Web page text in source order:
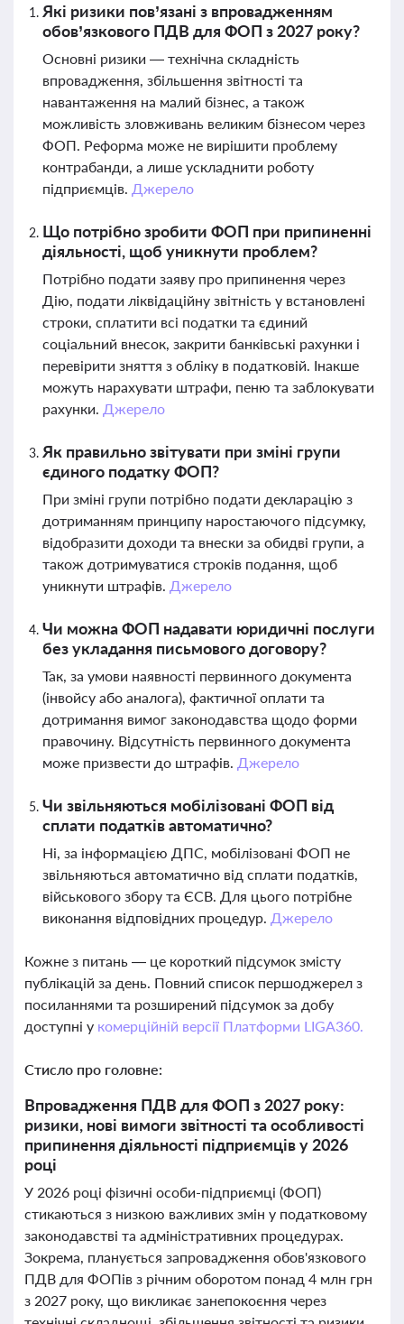
Які ризики пов’язані з впровадженням
обов’язкового ПДВ для ФОП з 2027 року?
Основні ризики — технічна складність
впровадження, збільшення звітності та
навантаження на малий бізнес, а також
можливість зловживань великим бізнесом через
ФОП. Реформа може не вирішити проблему
контрабанди, а лише ускладнити роботу
підприємців. Джерело
Що потрібно зробити ФОП при припиненні
діяльності, щоб уникнути проблем?
Потрібно подати заяву про припинення через
Дію, подати ліквідаційну звітність у встановлені
строки, сплатити всі податки та єдиний
соціальний внесок, закрити банківські рахунки і
перевірити зняття з обліку в податковій. Інакше
можуть нарахувати штрафи, пеню та заблокувати
рахунки. Джерело
Як правильно звітувати при зміні групи
єдиного податку ФОП?
При зміні групи потрібно подати декларацію з
дотриманням принципу наростаючого підсумку,
відобразити доходи та внески за обидві групи, а
також дотримуватися строків подання, щоб
уникнути штрафів. Джерело
Чи можна ФОП надавати юридичні послуги
без укладання письмового договору?
Так, за умови наявності первинного документа
(інвойсу або аналога), фактичної оплати та
дотримання вимог законодавства щодо форми
правочину. Відсутність первинного документа
може призвести до штрафів. Джерело
Чи звільняються мобілізовані ФОП від
сплати податків автоматично?
Ні, за інформацією ДПС, мобілізовані ФОП не
звільняються автоматично від сплати податків,
військового збору та ЄСВ. Для цього потрібне
виконання відповідних процедур. Джерело
Кожне з питань — це короткий підсумок змісту
публікацій за день. Повний список першоджерел з
посиланнями та розширений підсумок за добу
доступні у комерційній версії Платформи LIGA360.
Стисло про головне:
Впровадження ПДВ для ФОП з 2027 року:
ризики, нові вимоги звітності та особливості
припинення діяльності підприємців у 2026
році
У 2026 році фізичні особи-підприємці (ФОП)
стикаються з низкою важливих змін у податковому
законодавстві та адміністративних процедурах.
Зокрема, планується запровадження обов'язкового
ПДВ для ФОПів з річним оборотом понад 4 млн грн
з 2027 року, що викликає занепокоєння через